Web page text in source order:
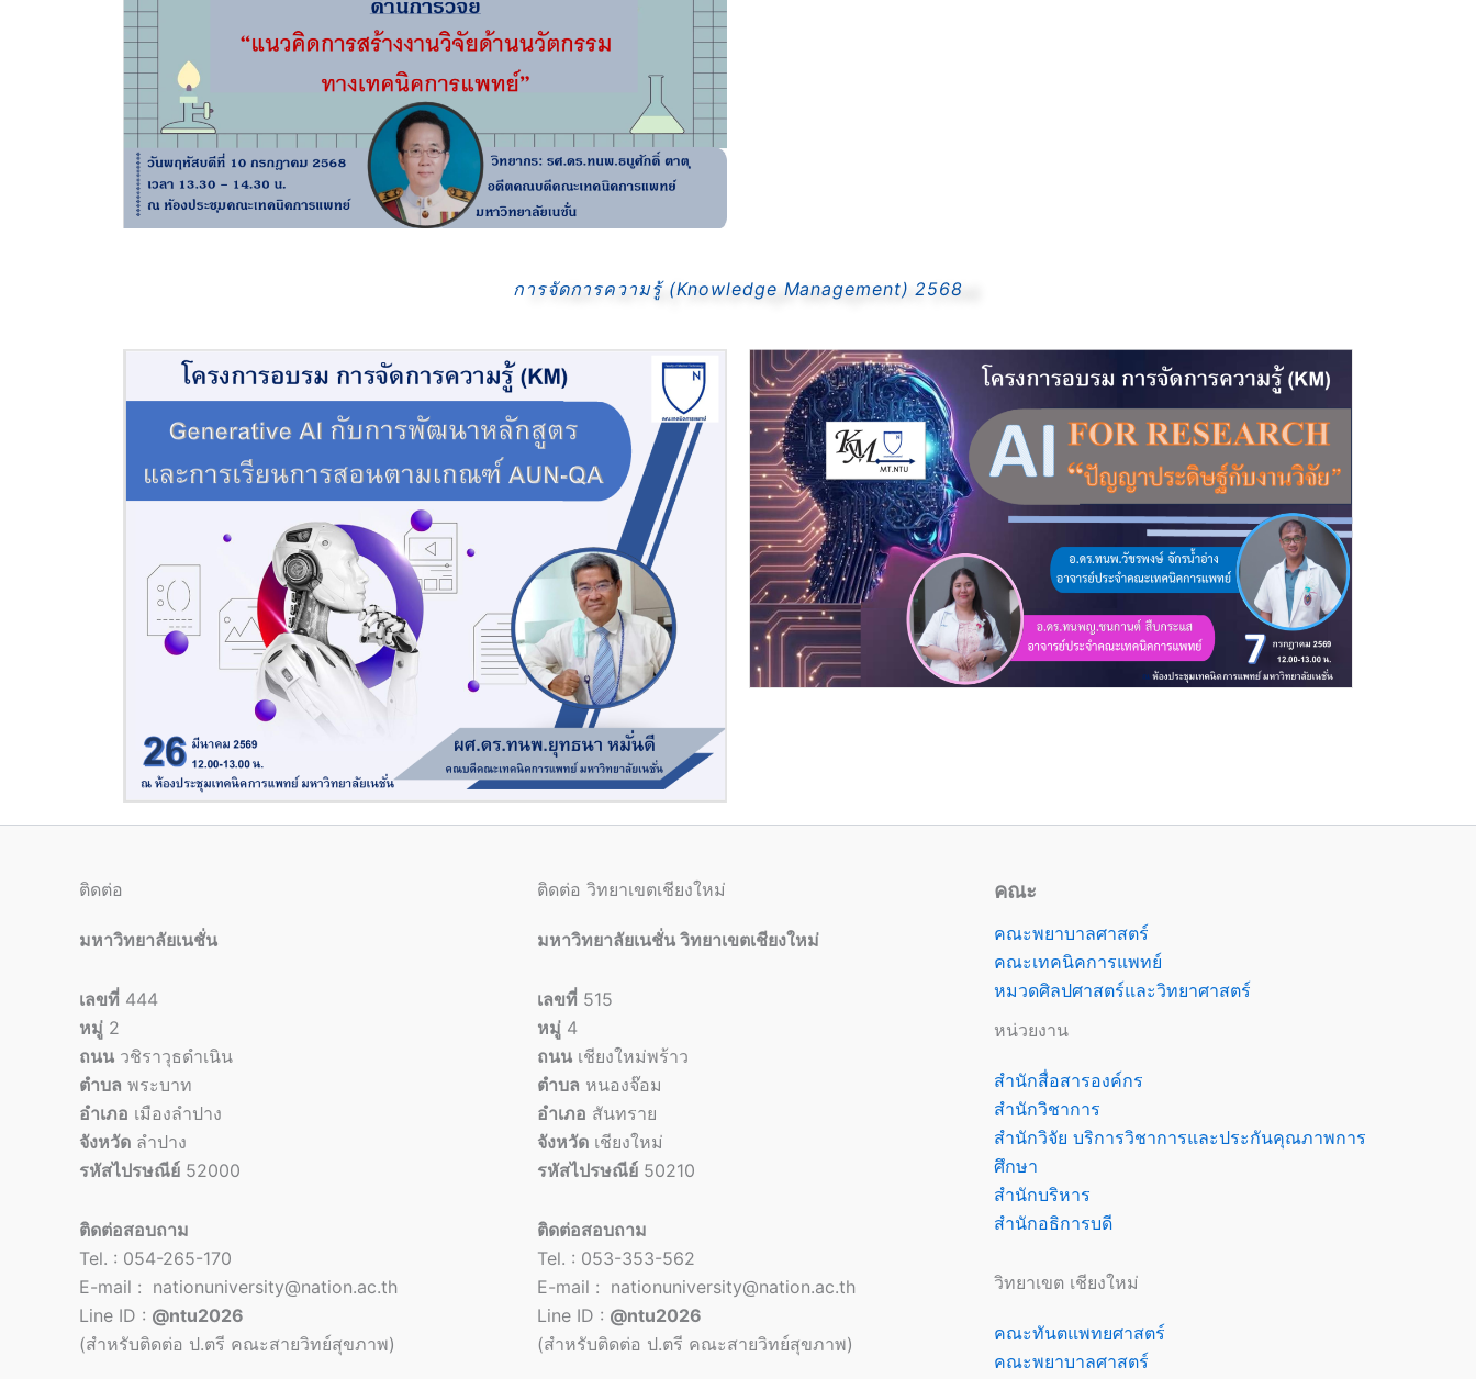
การจัดการความรู้ (Knowledge Management) 2568
ติดต่อ
มหาวิทยาลัยเนชั่น
เลขที่ 444
หมู่ 2
ถนน วชิราวุธดำเนิน
ตำบล พระบาท
อำเภอ เมืองลำปาง
จังหวัด ลำปาง
รหัสไปรษณีย์ 52000
ติดต่อสอบถาม
Tel. : 054-265-170
E-mail : nationuniversity@nation.ac.th
Line ID : @ntu2026
(สำหรับติดต่อ ป.ตรี คณะสายวิทย์สุขภาพ)
ติดต่อ วิทยาเขตเชียงใหม่
มหาวิทยาลัยเนชั่น วิทยาเขตเชียงใหม่
เลขที่ 515
หมู่4
ถนนเชียงใหม่พร้าว
ตำบล หนองจ๊อม
อำเภอ สันทราย
จังหวัดเชียงใหม่
รหัสไปรษณีย์50210
ติดต่อสอบถาม
Tel. : 053-353-562
E-mail : nationuniversity@nation.ac.th
Line ID : @ntu2026
(สำหรับติดต่อ ป.ตรี คณะสายวิทย์สุขภาพ)
คณะ
คณะพยาบาลศาสตร์
คณะเทคนิคการแพทย์
หมวดศิลปศาสตร์และวิทยาศาสตร์
หน่วยงาน
สำนักสื่อสารองค์กร
สำนักวิชาการ
สำนักวิจัย บริการวิชาการและประกันคุณภาพการ
ศึกษา
สำนักบริหาร
สำนักอธิการบดี
วิทยาเขต เชียงใหม่
คณะทันตแพทยศาสตร์
คณะพยาบาลศาสตร์